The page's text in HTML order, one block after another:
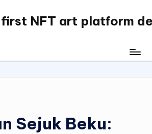
NFT art platform
Sejuk Beku: